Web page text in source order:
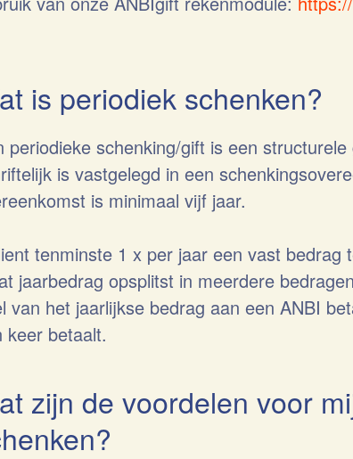
is periodiek schenken?
periodieke schenking/gift is een
is vastgelegd in een
is minimaal vijf jaar.
tenminste 1 x per jaar een vast
jaarbedrag opsplitst in meerdere
van het jaarlijkse bedrag aan een ANBI
keer betaalt.
zijn de voordelen voor